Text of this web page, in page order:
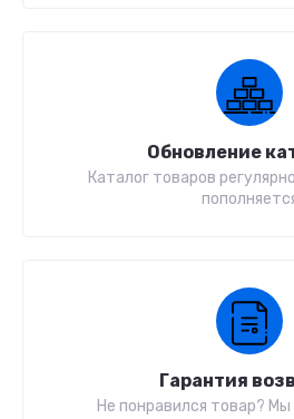
Обновление
Каталог товаров
Гарантия
Не понравился товар? Мы